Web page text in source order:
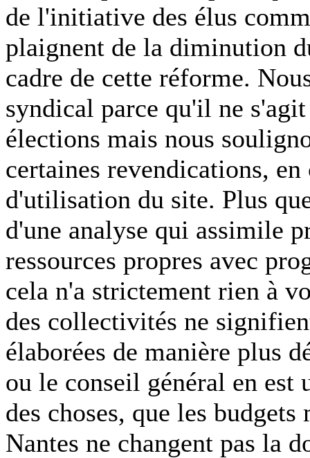
de l'initiative des élus
plaignent de la diminution
cadre de cette réforme.
syndical parce qu'il ne
élections mais nous
certaines revendications,
d'utilisation du site. Plus
d'une analyse qui assimile
ressources propres avec
cela n'a strictement rien à
des collectivités ne
élaborées de manière plus
ou le conseil général en
des choses, que les
Nantes ne changent pas la